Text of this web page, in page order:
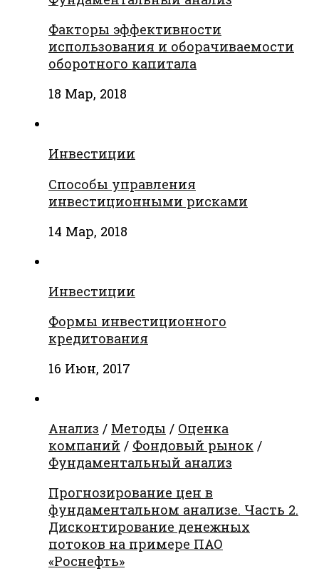
Факторы эффективности
использования и оборачиваемости
оборотного капитала
18 Мар, 2018
Инвестиции
Способы управления
инвестиционными рисками
14 Мар, 2018
Инвестиции
Формы инвестиционного
кредитования
16 Июн, 2017
Анализ / Методы / Оценка
компаний / Фондовый рынок /
Фундаментальный анализ
Прогнозирование цен в
фундаментальном анализе. Часть 2.
Дисконтирование денежных
потоков на примере ПАО
«Роснефть»